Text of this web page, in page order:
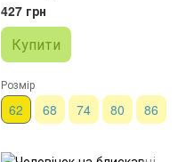
427 грн
Купити
Розмір
62 68 74 80 86